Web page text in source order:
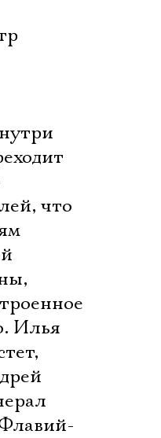
что
Илья